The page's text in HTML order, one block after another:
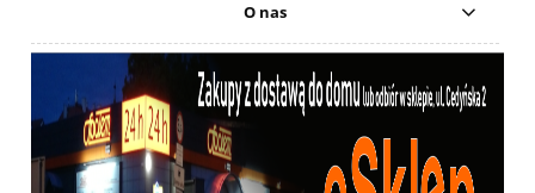
O nas